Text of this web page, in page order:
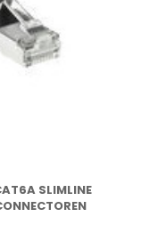
SLIMLINE